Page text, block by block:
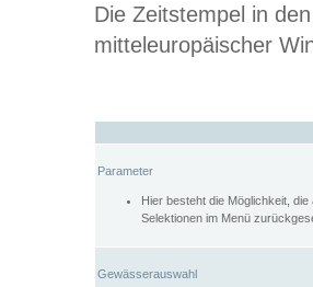
Die Zeitstempel in
mitteleuropäischer
Parameter
Hier besteht die Möglichkeit,
Selektionen im Menü
Gewässerauswahl